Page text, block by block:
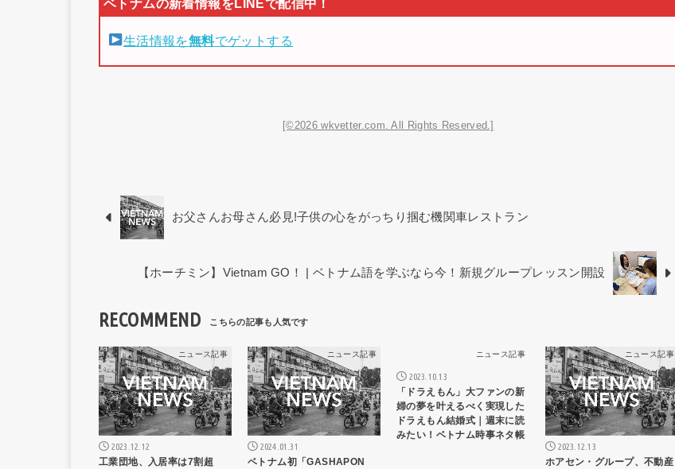
生活情報を無料でゲットする
[©2026 wkvetter.com. All Rights Reserved.]
お父さんお母さん必見!子供の心をがっちり掴む機関車レストラン
【ホーチミン】Vietnam GO！ | ベトナム語を学ぶなら今！新規グループレッスン開設
RECOMMEND
ニュース記事
2023.12.12
工業団地、入居率は7割超
ニュース記事
2024.01.31
ベトナム初「GASHAPON
ニュース記事
2023.10.13
「ドラえもん」大ファンの新
婦の夢を叶えるべく実現した
ドラえもん結婚式｜週末に読
みたい！ベトナム時事ネタ帳
ニュース記事
2023.12.13
ホアセン・グループ、不動産